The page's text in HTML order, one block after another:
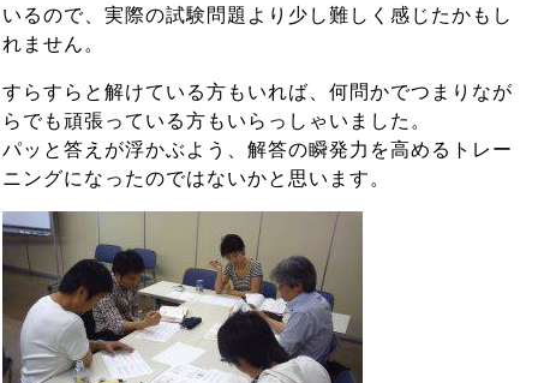
いるので、実際の試験問題より少し難しく感じたかもし
れません。
すらすらと解けている方もいれば、何問かでつまりなが
らでも頑張っている方もいらっしゃいました。
パッと答えが浮かぶよう、解答の瞬発力を高めるトレー
ニングになったのではないかと思います。